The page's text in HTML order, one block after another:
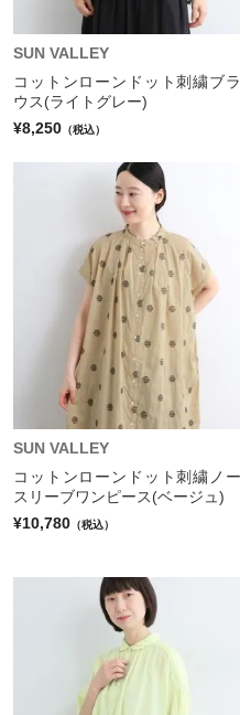
SUN VALLEY
コットンローンドット刺繍ブラ
ウス(ライトグレー)
¥8,250 （税込）
SUN VALLEY
コットンローンドット刺繍ノー
スリーブワンピース(ベージュ)
¥10,780 （税込）